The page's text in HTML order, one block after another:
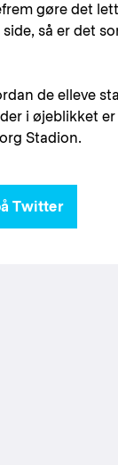
gøre det
så er det
de elleve
i øjeblikket
Stadion.
Twitter